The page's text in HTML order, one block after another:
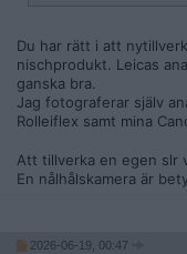
Du har rätt i att
nischprodukt. Leicas
ganska bra.
Jag fotograferar själv
Rolleiflex samt mina
Att tillverka en egen slr
En nålhålskamera är
2026-06-19, 00:47